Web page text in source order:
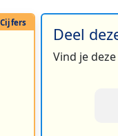
Deel
Vind je